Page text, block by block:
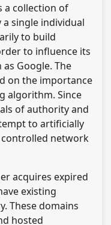
a collection of
single individual
to build
to influence its
Google. The
on the importance
algorithm. Since
of authority and
to artificially
network
acquires expired
existing
These domains
hosted